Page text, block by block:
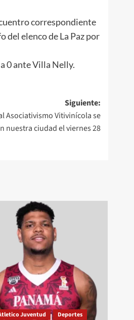
correspondiente
del elenco de La Paz por
0 ante Villa Nelly.
Siguiente:
Asociativismo Vitivinícola se
nuestra ciudad el viernes 28
Juventud Deportes